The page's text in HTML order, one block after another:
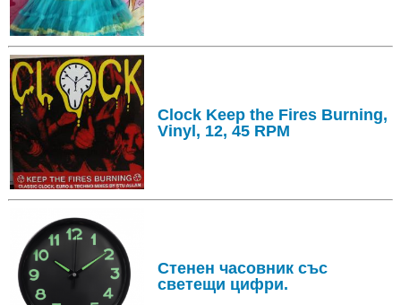
Clock Keep the Fires Burning,
Vinyl, 12, 45 RPM
Стенен часовник със
светещи цифри.